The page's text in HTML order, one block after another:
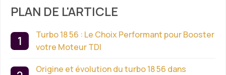
PLAN DE L'ARTICLE
Turbo 18 56 : Le Choix Performant pour Booster
votre Moteur TDI
Origine et évolution du turbo 18 56 dans